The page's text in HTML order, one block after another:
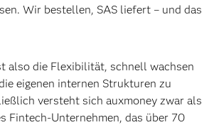
Wir bestellen, SAS liefert – und das
also die Flexibilität, schnell wachsen
eigenen internen Strukturen zu
versteht sich auxmoney zwar als
Fintech-Unternehmen, das über 70